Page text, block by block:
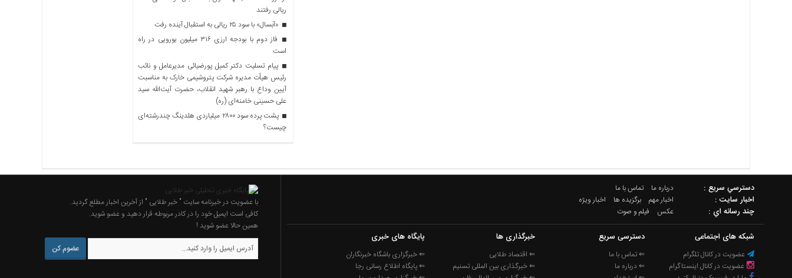
ریالی رفتند
«آبسال» با سود ۲۵ ریالی به استقبال آینده رفت
فاز دوم با بودجه ارزی ۳۱۶ میلیون یورویی در راه
است
پیام تسلیت دکتر کمیل پورضیائی مدیرعامل و نائب
رئیس هیأت مدیره شرکت پتروشیمی خارک به مناسبت
آیین وداع با رهبر شهید انقلاب، حضرت آیت‌الله سید
علی حسینی خامنه‌ای (ره)
پشت پرده سود ۲۸۰۰ میلیاردی هلدینگ چندرشته‌ای
چیست؟
دسترسي سريع : درباره ما تماس با ما
اخبار سایت : اخبار مهم برگزیده ها اخبار ویژه
چند رسانه اي : عکس فیلم و صوت
شبکه های اجتماعی
عضویت در کانال تلگرام
عضویت در کانال اینستاگرام
دسترسی سریع
⇐ تماس با ما
⇐ درباره ما
خبرگذاری ها
⇐ اقتصاد طلایی
⇐ خبرگذاری بین المللی تسنیم
پایگاه های خبری
⇐ خبرگزاری باشگاه خبرنگاران
⇐ پایگاه اطلاع رسانی رجا
با عضویت در خبرنامه سایت " خبر طلایی " از آخرین اخبار مطلع گردید.
کافی است ایمیل خود را در کادر مربوطه قرار دهید و عضو شوید.
همین حالا عضو شوید !